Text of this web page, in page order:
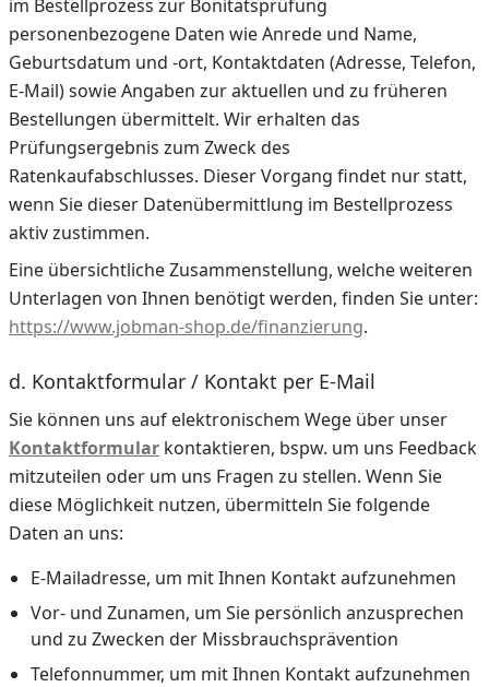
im Bestellprozess zur Bonitätsprüfung
personenbezogene Daten wie Anrede und Name,
Geburtsdatum und -ort, Kontaktdaten (Adresse, Telefon,
E-Mail) sowie Angaben zur aktuellen und zu früheren
Bestellungen übermittelt. Wir erhalten das
Prüfungsergebnis zum Zweck des
Ratenkaufabschlusses. Dieser Vorgang findet nur statt,
wenn Sie dieser Datenübermittlung im Bestellprozess
aktiv zustimmen.
Eine übersichtliche Zusammenstellung, welche weiteren
Unterlagen von Ihnen benötigt werden, finden Sie unter:
https://www.jobman-shop.de/finanzierung.
d. Kontaktformular / Kontakt per E-Mail
Sie können uns auf elektronischem Wege über unser
Kontaktformular kontaktieren, bspw. um uns Feedback
mitzuteilen oder um uns Fragen zu stellen. Wenn Sie
diese Möglichkeit nutzen, übermitteln Sie folgende
Daten an uns:
E-Mailadresse, um mit Ihnen Kontakt aufzunehmen
Vor- und Zunamen, um Sie persönlich anzusprechen
und zu Zwecken der Missbrauchsprävention
Telefonnummer, um mit Ihnen Kontakt aufzunehmen